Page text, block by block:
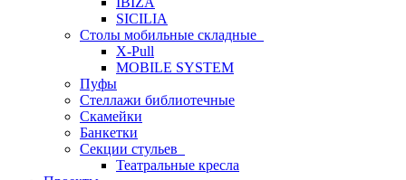
SICILIA
Столы мобильные складные
X-Pull
MOBILE SYSTEM
Пуфы
Стеллажи библиотечные
Скамейки
Банкетки
Секции стульев
Театральные кресла